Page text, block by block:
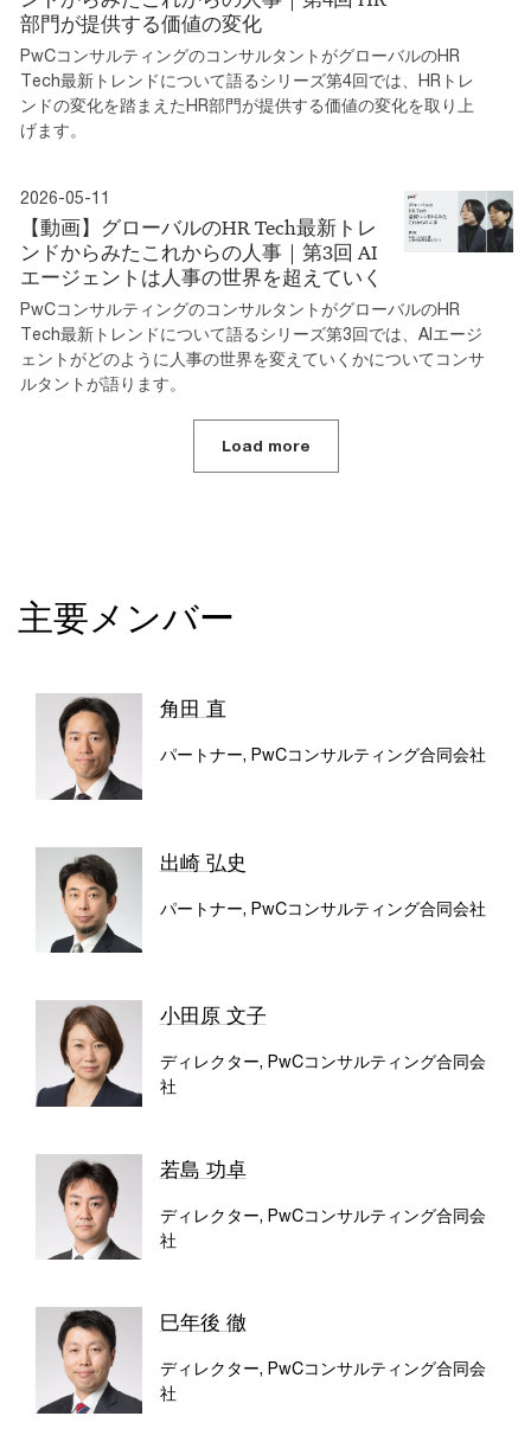
部門が提供する価値の変化
PwCコンサルティングのコンサルタントがグローバルのHR
Tech最新トレンドについて語るシリーズ第4回では、HRトレ
ンドの変化を踏まえたHR部門が提供する価値の変化を取り上
げます。
2026-05-11
【動画】グローバルのHR Tech最新トレ
ンドからみたこれからの人事｜第3回 AI
エージェントは人事の世界を超えていく
PwCコンサルティングのコンサルタントがグローバルのHR
Tech最新トレンドについて語るシリーズ第3回では、AIエージ
ェントがどのように人事の世界を変えていくかについてコンサ
ルタントが語ります。
Load more
主要メンバー
角田 直
パートナー, PwCコンサルティング合同会社
出崎 弘史
パートナー, PwCコンサルティング合同会社
小田原 文子
ディレクター, PwCコンサルティング合同会
社
若島 功卓
ディレクター, PwCコンサルティング合同会
社
巳年後 徹
ディレクター, PwCコンサルティング合同会
社